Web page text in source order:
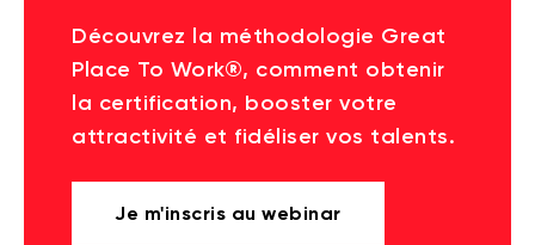
Découvrez la méthodologie Great
Place To Work®, comment obtenir
la certification, booster votre
attractivité et fidéliser vos talents.
Je m'inscris au webinar